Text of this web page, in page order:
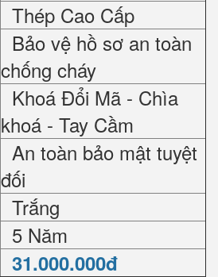
Thép Cao Cấp
Bảo vệ hồ sơ an toàn
chống cháy
Khoá Đổi Mã - Chìa
khoá - Tay Cầm
An toàn bảo mật tuyệt
đối
Trắng
5 Năm
31.000.000đ